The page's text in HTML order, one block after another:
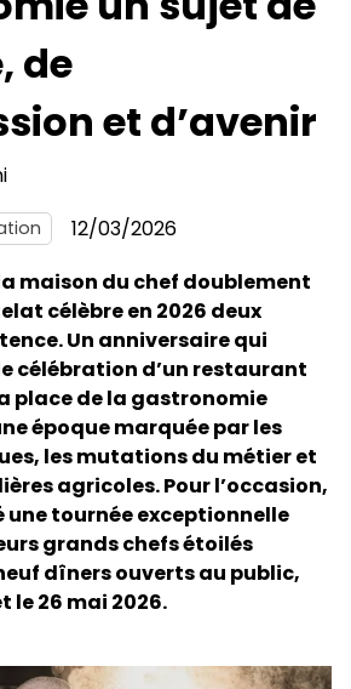
de
et d’avenir
12/03/2026
maison du chef doublement
célèbre en 2026 deux
Un anniversaire qui
célébration d’un restaurant
place de la gastronomie
époque marquée par les
les mutations du métier et
agricoles. Pour l’occasion,
une tournée exceptionnelle
grands chefs étoilés
dîners ouverts au public,
le 26 mai 2026.